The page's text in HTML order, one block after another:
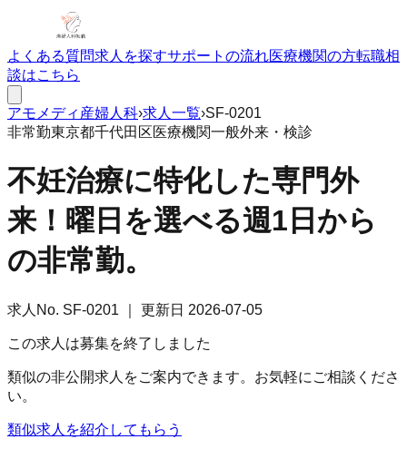
よくある質問求人を探すサポートの流れ医療機関の方転職相
談はこちら
アモメディ 産婦人科›求人一覧›SF-0201
非常勤東京都千代田区医療機関一般外来・検診
不妊治療に特化した専門外
来！曜日を選べる週1日から
の非常勤。
求人No. SF-0201 ｜ 更新日 2026-07-05
この求人は募集を終了しました
類似の非公開求人をご案内できます。お気軽にご相談くださ
い。
類似求人を紹介してもらう